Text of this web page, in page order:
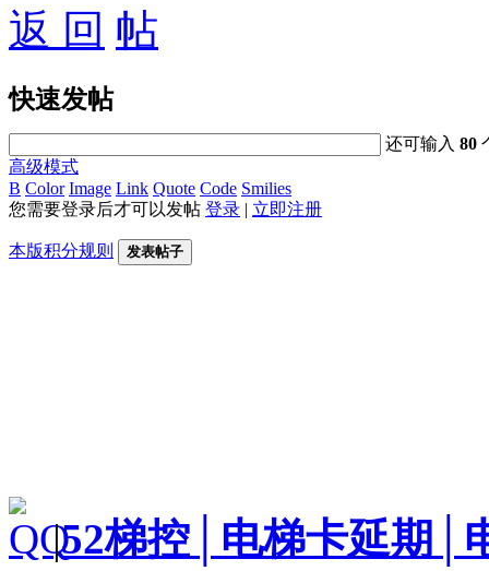
返 回
快速发帖
还可输入80
高级模式
B Color Image Link Quote Code Smilies
您需要登录后才可以发帖 登录 | 立即注册
本版积分规则 发表帖子
|52梯控│电梯卡延期│